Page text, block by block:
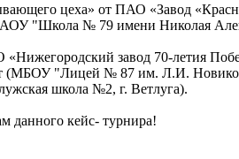
цеха» от ПАО «Завод
"Школа № 79 имени Николая
«Нижегородский завод 70-летия
(МБОУ "Лицей № 87 им. Л.И.
школа №2, г. Ветлуга).
данного кейс- турнира!